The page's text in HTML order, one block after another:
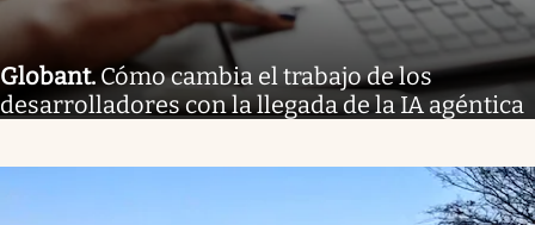
Globant. Cómo cambia el trabajo de los
desarrolladores con la llegada de la IA agéntica